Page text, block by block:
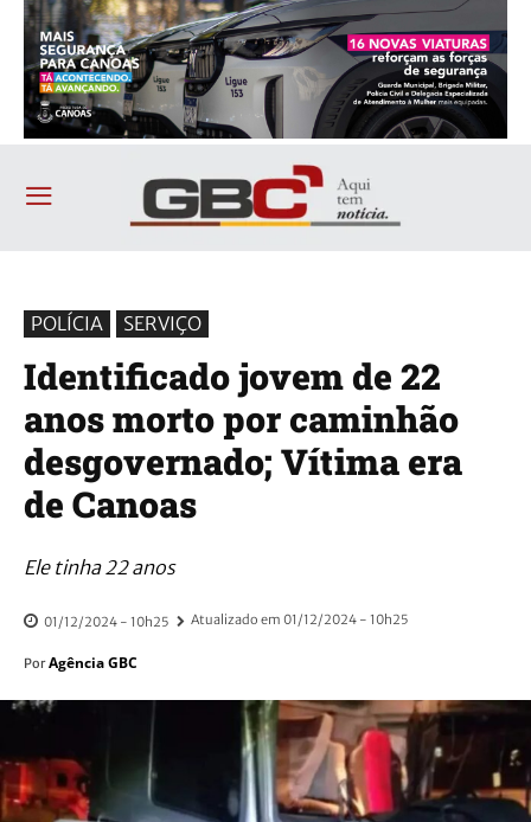
POLÍCIA SERVIÇO
Identificado jovem de 22
anos morto por caminhão
desgovernado; Vítima era
de Canoas
Ele tinha 22 anos
01/12/2024 - 10h25 Atualizado em 01/12/2024 - 10h25
Por Agência GBC